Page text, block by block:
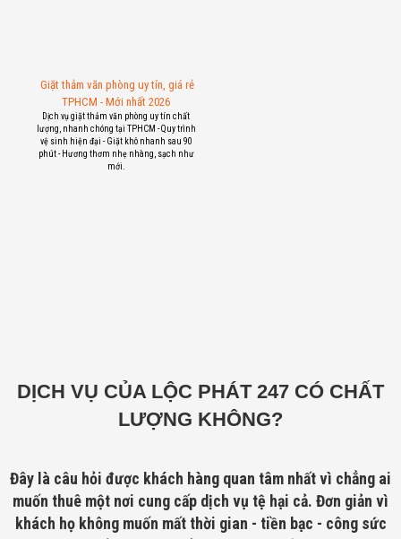
Giặt thảm văn phòng uy tín, giá rẻ
TPHCM - Mới nhất 2026
Dịch vụ giặt thảm văn phòng uy tín chất
lượng, nhanh chóng tại TPHCM - Quy trình
vệ sinh hiện đại - Giặt khô nhanh sau 90
phút - Hương thơm nhẹ nhàng, sạch như
mới.
DỊCH VỤ CỦA LỘC PHÁT 247 CÓ CHẤT
LƯỢNG KHÔNG?
Đây là câu hỏi được khách hàng quan tâm nhất vì chẳng ai
muốn thuê một nơi cung cấp dịch vụ tệ hại cả. Đơn giản vì
khách họ không muốn mất thời gian - tiền bạc - công sức